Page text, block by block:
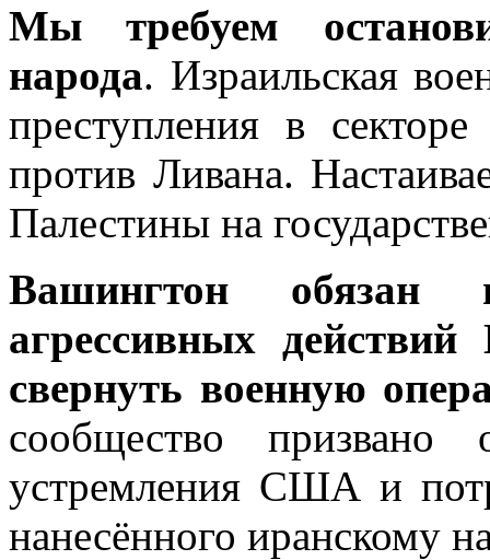
Мы требуем
народа. Израильская
преступления в
против Ливана.
Палестины на
Вашингтон обязан
агрессивных
свернуть военную
сообщество призвано
устремления США и
нанесённого иранскому